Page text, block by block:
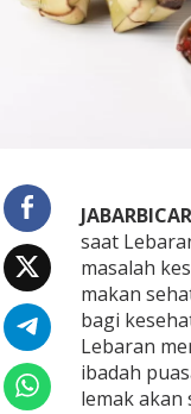
,
S
s
a
j
a
!
!
saat
masalah
makan
bagi
Lebaran
ibadah
lemak akan